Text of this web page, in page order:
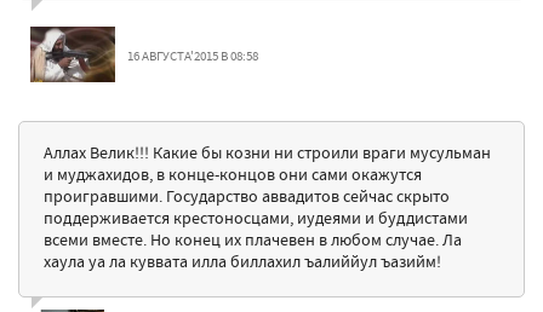
16 АВГУСТА'2015 В 08:58
Аллах Велик!!! Какие бы козни ни строили враги мусульман
и муджахидов, в конце-концов они сами окажутся
проигравшими. Государство аввадитов сейчас скрыто
поддерживается крестоносцами, иудеями и буддистами
всеми вместе. Но конец их плачевен в любом случае. Ла
хаула уа ла куввата илла биллахил ъалиййул ъазийм!